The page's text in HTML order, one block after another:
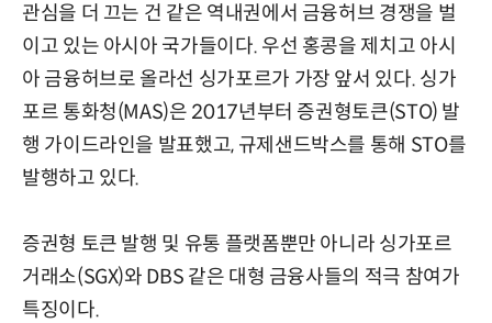
관심을 더 끄는 건 같은 역내권에서 금융허브 경쟁을 벌
이고 있는 아시아 국가들이다. 우선 홍콩을 제치고 아시
아 금융허브로 올라선 싱가포르가 가장 앞서 있다. 싱가
포르 통화청(MAS)은 2017년부터 증권형토큰(STO) 발
행 가이드라인을 발표했고, 규제샌드박스를 통해 STO를
발행하고 있다.
증권형 토큰 발행 및 유통 플랫폼뿐만 아니라 싱가포르
거래소(SGX)와 DBS 같은 대형 금융사들의 적극 참여가
특징이다.